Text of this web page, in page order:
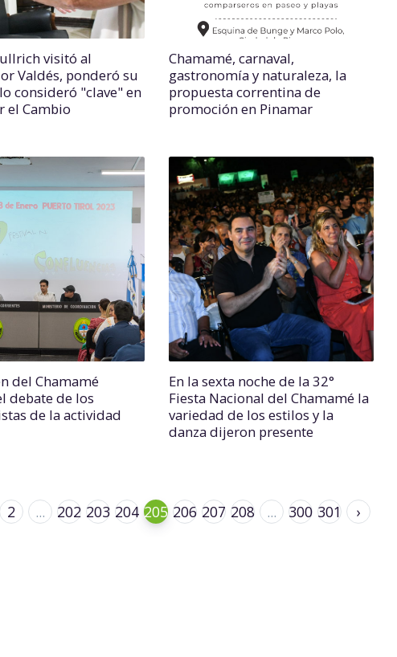
visitó al
Valdés, ponderó su
consideró "clave" en
el Cambio
Chamamé, carnaval,
gastronomía y naturaleza, la
propuesta correntina de
promoción en Pinamar
del Chamamé
debate de los
de la actividad
En la sexta noche de la 32°
Fiesta Nacional del Chamamé la
variedad de los estilos y la
danza dijeron presente
2 ... 202 203 204 205 206 207 208 ... 300 301 ›